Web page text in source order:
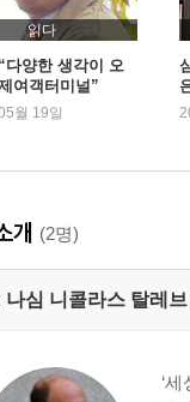
읽다
다양한 생각이 오
여객터미널”
월 19일
개 (2명)
나심 니콜라스 탈레브
‘